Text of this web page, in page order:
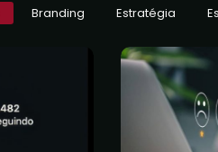
Branding Estratégia